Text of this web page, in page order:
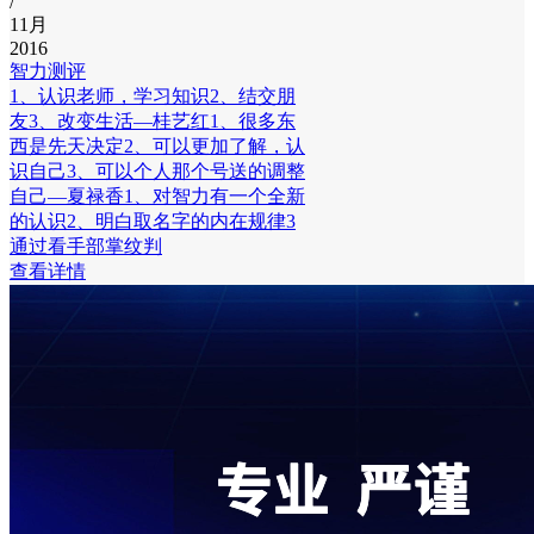
11月
2016
智力测评
1、认识老师，学习知识2、结交朋
友3、改变生活—桂艺红1、很多东
西是先天决定2、可以更加了解，认
识自己3、可以个人那个号送的调整
自己—夏禄香1、对智力有一个全新
的认识2、明白取名字的内在规律3
通过看手部掌纹判
查看详情